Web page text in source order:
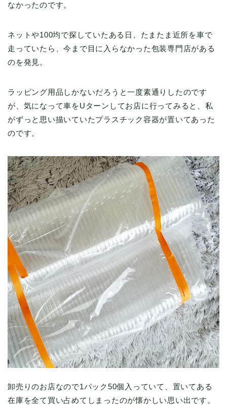
なかったのです。
ネットや100均で探していたある日、たまたま近所を車で
走っていたら、今まで目に入らなかった包装専門店がある
のを発見。
ラッピング用品しかないだろうと一度素通りしたのです
が、気になって車をUターンしてお店に行ってみると、私
がずっと思い描いていたプラスチック容器が置いてあった
のです。
卸売りのお店なので1パック50個入っていて、置いてある
在庫を全て買い占めてしまったのが懐かしい思い出です。